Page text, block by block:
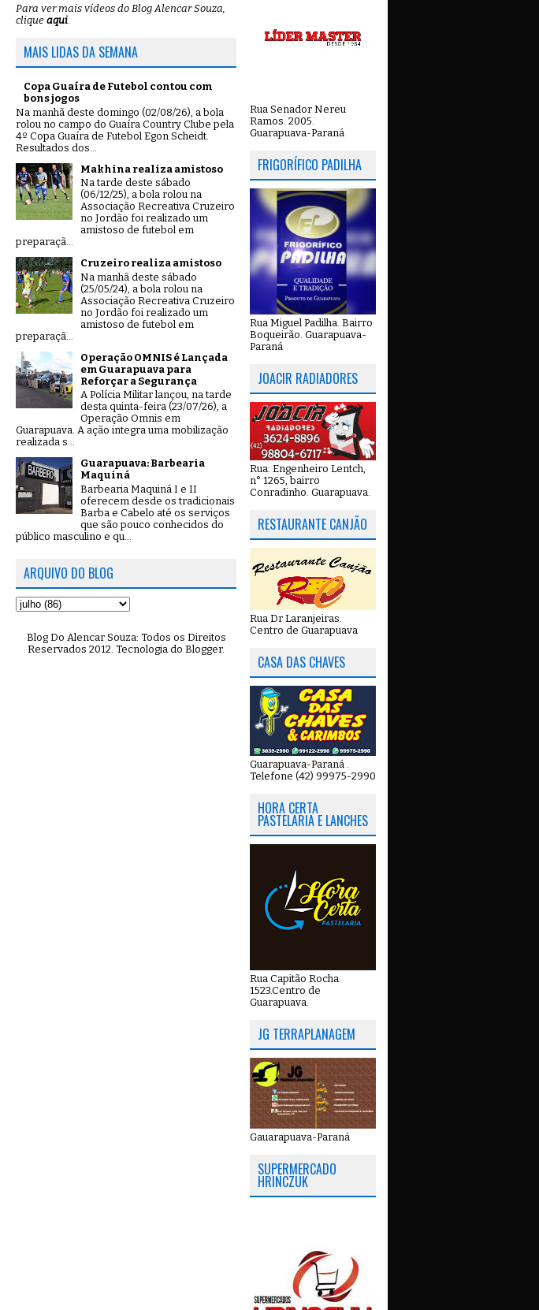
Para ver mais vídeos do Blog Alencar Souza,
clique aqui.
MAIS LIDAS DA SEMANA
Copa Guaíra de Futebol contou com
bons jogos
Na manhã deste domingo (02/08/26), a bola
rolou no campo do Guaíra Country Clube pela
4º Copa Guaíra de Futebol Egon Scheidt.
Resultados dos...
Makhina realiza amistoso
Na tarde deste sábado
(06/12/25), a bola rolou na
Associação Recreativa Cruzeiro
no Jordão foi realizado um
amistoso de futebol em
preparaçã...
Cruzeiro realiza amistoso
Na manhã deste sábado
(25/05/24), a bola rolou na
Associação Recreativa Cruzeiro
no Jordão foi realizado um
amistoso de futebol em
preparaçã...
Operação OMNIS é Lançada
em Guarapuava para
Reforçar a Segurança
A Polícia Militar lançou, na tarde
desta quinta-feira (23/07/26), a
Operação Omnis em
Guarapuava. A ação integra uma mobilização
realizada s...
Guarapuava: Barbearia
Maquiná
Barbearia Maquiná I e II
oferecem desde os tradicionais
Barba e Cabelo até os serviços
que são pouco conhecidos do
público masculino e qu...
ARQUIVO DO BLOG
Blog Do Alencar Souza: Todos os Direitos
Reservados 2012. Tecnologia do Blogger.
Rua Senador Nereu
Ramos. 2005.
Guarapuava-Paraná
FRIGORÍFICO PADILHA
Rua Miguel Padilha. Bairro
Boqueirão. Guarapuava-
Paraná
JOACIR RADIADORES
Rua: Engenheiro Lentch,
n° 1265, bairro
Conradinho. Guarapuava.
RESTAURANTE CANJÃO
Rua Dr Laranjeiras.
Centro de Guarapuava
CASA DAS CHAVES
Guarapuava-Paraná .
Telefone (42) 99975-2990
HORA CERTA
PASTELARIA E LANCHES
Rua Capitão Rocha.
1523.Centro de
Guarapuava.
JG TERRAPLANAGEM
Gauarapuava-Paraná
SUPERMERCADO
HRINCZUK